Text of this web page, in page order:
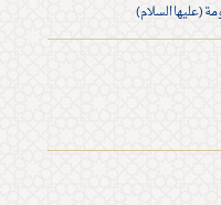
(عليها السلام)